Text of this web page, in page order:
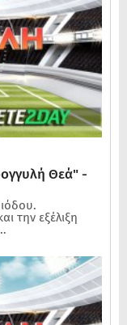
Θεά" -
την εξέλιξη